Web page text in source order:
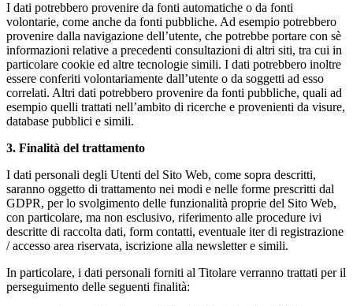
I dati potrebbero provenire da fonti automatiche o da fonti
volontarie, come anche da fonti pubbliche. Ad esempio potrebbero
provenire dalla navigazione dell’utente, che potrebbe portare con sè
informazioni relative a precedenti consultazioni di altri siti, tra cui in
particolare cookie ed altre tecnologie simili. I dati potrebbero inoltre
essere conferiti volontariamente dall’utente o da soggetti ad esso
correlati. Altri dati potrebbero provenire da fonti pubbliche, quali ad
esempio quelli trattati nell’ambito di ricerche e provenienti da visure,
database pubblici e simili.
3. Finalità del trattamento
I dati personali degli Utenti del Sito Web, come sopra descritti,
saranno oggetto di trattamento nei modi e nelle forme prescritti dal
GDPR, per lo svolgimento delle funzionalità proprie del Sito Web,
con particolare, ma non esclusivo, riferimento alle procedure ivi
descritte di raccolta dati, form contatti, eventuale iter di registrazione
/ accesso area riservata, iscrizione alla newsletter e simili.
In particolare, i dati personali forniti al Titolare verranno trattati per il
perseguimento delle seguenti finalità: